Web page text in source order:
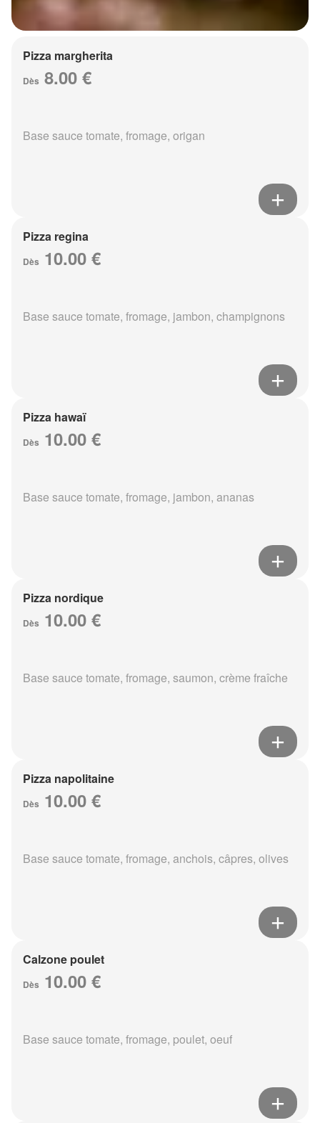
Pizza margherita
Dès 8.00 €
Base sauce tomate, fromage, origan
Pizza regina
Dès 10.00 €
Base sauce tomate, fromage, jambon, champignons
Pizza hawaï
Dès 10.00 €
Base sauce tomate, fromage, jambon, ananas
Pizza nordique
Dès 10.00 €
Base sauce tomate, fromage, saumon, crème fraîche
Pizza napolitaine
Dès 10.00 €
Base sauce tomate, fromage, anchois, câpres, olives
Calzone poulet
Dès 10.00 €
Base sauce tomate, fromage, poulet, oeuf